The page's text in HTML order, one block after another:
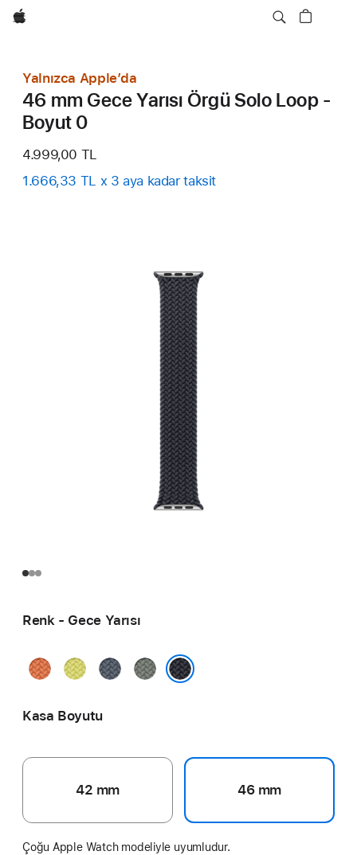
wzlhp
Yalnızca Apple’da
46 mm Gece Yarısı Örgü Solo Loop -
Boyut 0
4.999,00 TL
1.666,33 TL x 3 aya kadar taksit
Renk - Gece Yarısı
Zerdeçal
Neon
DemirYeşil
Kasa Boyutu
42 mm 46 mm
Çoğu Apple Watch modeliyle uyumludur.